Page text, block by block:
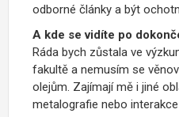
odborné články a být
A kde se vidíte po
Ráda bych zůstala ve
fakultě a nemusím se
olejům. Zajímají mě i jiné
metalografie nebo